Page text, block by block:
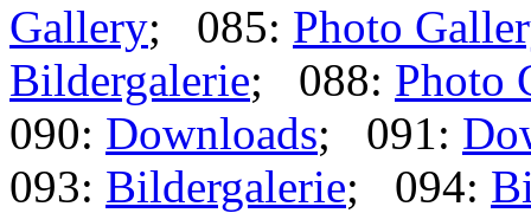
Gallery; 085: Photo
Bildergalerie; 088: Photo
090: Downloads; 091:
093: Bildergalerie; 094: